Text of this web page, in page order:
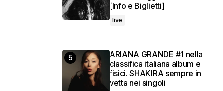
[Info e Biglietti]
live
ARIANA GRANDE #1 nella
classifica italiana album e
fisici. SHAKIRA sempre in
vetta nei singoli